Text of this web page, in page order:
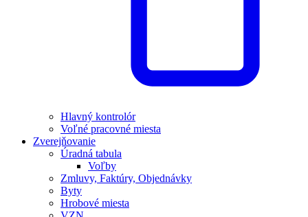
Hlavný kontrolór
Voľné pracovné miesta
Zverejňovanie
Úradná tabula
Voľby
Zmluvy, Faktúry, Objednávky
Byty
Hrobové miesta